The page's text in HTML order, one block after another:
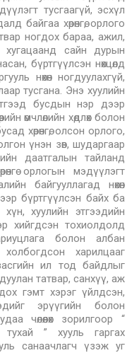
тусгаагүй, эсхүл
байгаа хөрөнгө, орлого
ногдох бараа, ажил,
хугацаанд сайн дурын
бүртгүүлсэн нөхцөлд
нөхөн ногдуулахгүй,
тусгана. Энэ хуулийн
бусдын нэр дээр
өмчлөлийн хөдлөх болон
хөрөнгө, олсон орлого,
үнэн зөв, шударгаар
даатгалын тайланд
орлогын мэдүүлэгт
байгууллагад нөхөн
бүртгүүлсэн байх ба
хуулийн этгээдийн
хийгдсэн тохиолдолд
болон албан
холбогдсон харилцааг
ил тод байдлыг
татвар, санхүү, аж
гэмт хэрэг үйлдсэн,
эрүүгийн болон
чөлөөлөх зорилгоор “
тухай ” хууль гаргах
санаачлагч үзэж уг